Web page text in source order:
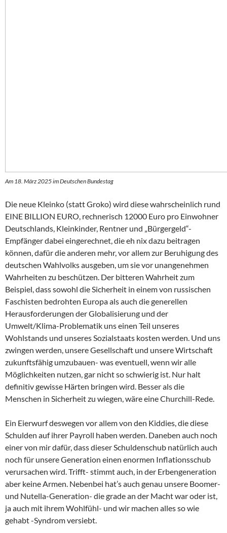
Am 18. März 2025 im Deutschen Bundestag
Die neue Kleinko (statt Groko) wird diese wahrscheinlich rund
EINE BILLION EURO, rechnerisch 12000 Euro pro Einwohner
Deutschlands, Kleinkinder, Rentner und „Bürgergeld“-
Empfänger dabei eingerechnet, die eh nix dazu beitragen
können, dafür die anderen mehr, vor allem zur Beruhigung des
deutschen Wahlvolks ausgeben, um sie vor unangenehmen
Wahrheiten zu beschützen. Der bitteren Wahrheit zum
Beispiel, dass sowohl die Sicherheit in einem von russischen
Faschisten bedrohten Europa als auch die generellen
Herausforderungen der Globalisierung und der
Umwelt/Klima-Problematik uns einen Teil unseres
Wohlstands und unseres Sozialstaats kosten werden. Und uns
zwingen werden, unsere Gesellschaft und unsere Wirtschaft
zukunftsfähig umzubauen- was eventuell, wenn wir alle
Möglichkeiten nutzen, gar nicht so schwierig ist. Nur halt
definitiv gewisse Härten bringen wird. Besser als die
Menschen in Sicherheit zu wiegen, wäre eine Churchill-Rede.
Ein Eierwurf deswegen vor allem von den Kiddies, die diese
Schulden auf ihrer Payroll haben werden. Daneben auch noch
einer von mir dafür, dass dieser Schuldenschub natürlich auch
noch für unsere Generation einen enormen Inflationsschub
verursachen wird. Trifft- stimmt auch, in der Erbengeneration
aber keine Armen. Nebenbei hat’s auch genau unsere Boomer-
und Nutella-Generation- die grade an der Macht war oder ist,
ja auch mit ihrem Wohlfühl- und wir machen alles so wie
gehabt -Syndrom versiebt.